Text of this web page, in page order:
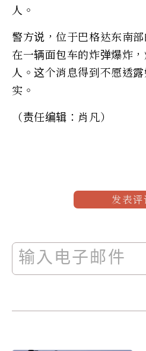
人。
警方说，位于巴格达东南
在一辆面包车的炸弹爆炸
人。这个消息得到不愿透
实。
（责任编辑：肖凡）
发表评